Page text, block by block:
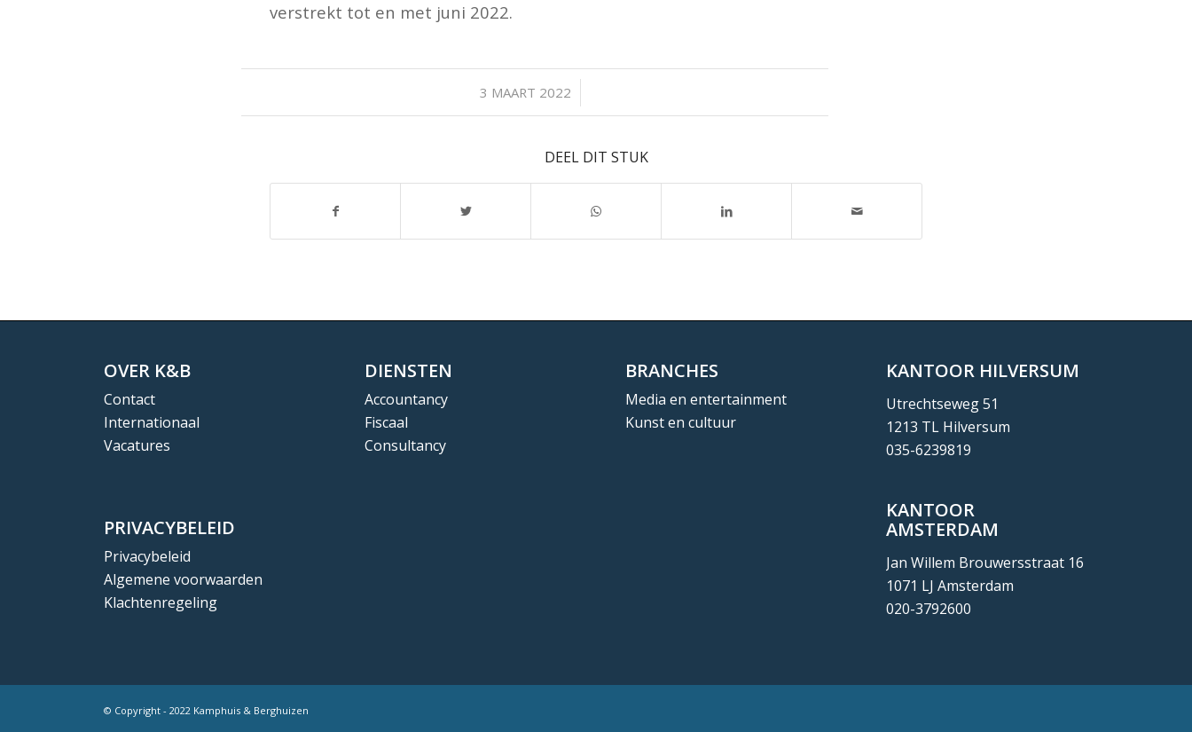
verstrekt tot en met juni 2022.
3 MAART 2022
/
DEEL DIT STUK
OVER K&B
Contact
Internationaal
Vacatures
PRIVACYBELEID
Privacybeleid
Algemene voorwaarden
Klachtenregeling
DIENSTEN
Accountancy
Fiscaal
Consultancy
BRANCHES
Media en entertainment
Kunst en cultuur
KANTOOR HILVERSUM
Utrechtseweg 51
1213 TL Hilversum
035-6239819
KANTOOR
AMSTERDAM
Jan Willem Brouwersstraat 16
1071 LJ Amsterdam
020-3792600
© Copyright - 2022 Kamphuis & Berghuizen